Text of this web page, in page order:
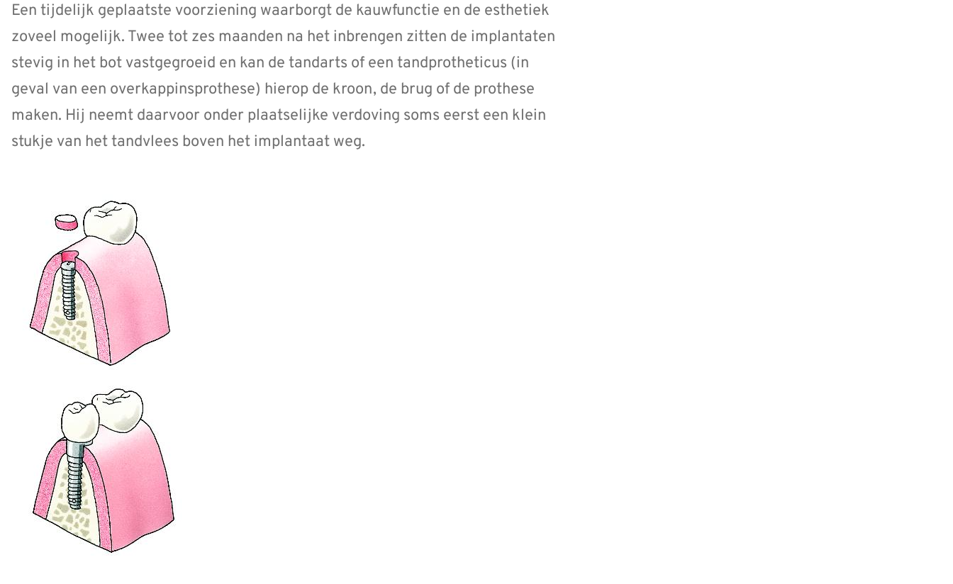
Een tijdelijk geplaatste voorziening waarborgt de kauwfunctie en de esthetiek
zoveel mogelijk. Twee tot zes maanden na het inbrengen zitten de implantaten
stevig in het bot vastgegroeid en kan de tandarts of een tandprotheticus (in
geval van een overkappinsprothese) hierop de kroon, de brug of de prothese
maken. Hij neemt daarvoor onder plaatselijke verdoving soms eerst een klein
stukje van het tandvlees boven het implantaat weg.